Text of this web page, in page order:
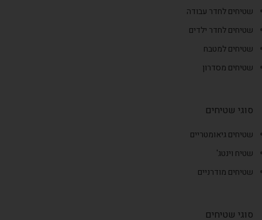
שטיחים לחדר עבודה
שטיחים לחדר ילדים
שטיחים למטבח
שטיחים מסדרון
סוגי שטיחים
שטיחים גיאומטריים
שטיח וינטג'
שטיחים מודרניים
סוגי שטיחים